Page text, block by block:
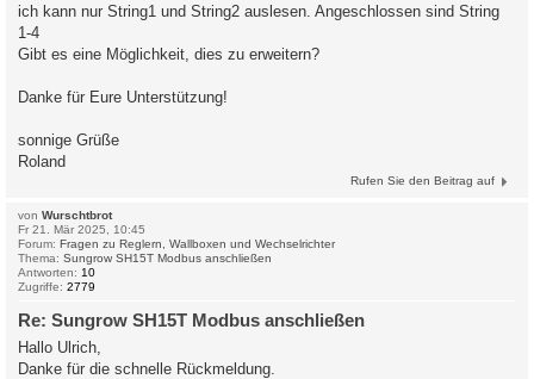
ich kann nur String1 und String2 auslesen. Angeschlossen sind String
1-4
Gibt es eine Möglichkeit, dies zu erweitern?
Danke für Eure Unterstützung!
sonnige Grüße
Roland
Rufen Sie den Beitrag auf
von Wurschtbrot
Fr 21. Mär 2025, 10:45
Forum: Fragen zu Reglern, Wallboxen und Wechselrichter
Thema: Sungrow SH15T Modbus anschließen
Antworten: 10
Zugriffe: 2779
Re: Sungrow SH15T Modbus anschließen
Hallo Ulrich,
Danke für die schnelle Rückmeldung.